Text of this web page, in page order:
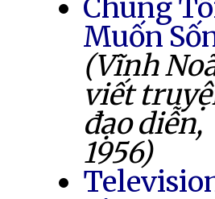
Chúng
Muốn
(Vĩnh
viết
đạo diễn,
1956)